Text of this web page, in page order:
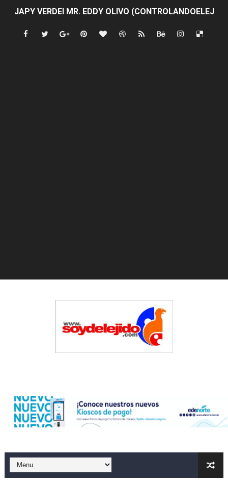
JAPY VERDEI MR. EDDY OLIVO
Playas públicas y hoteles: ¿hasta dónde puede
Policía recaptura en Altamira a fugado del CCR San
El precio del brent cayó un 7,05 % a 83,77 dólares
Un sismo de magnitud 3,4 se registra en una provincia
Pacheman apuesta por la evolución del merengue
Dólar bajó 10 cts. y era vendido a $58.62; el euro sigue
Sismo Samaná: registran temblor de magnitud 4.8 al